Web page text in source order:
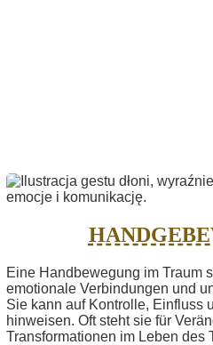
Eine Handbewegung im Traum
emotionale Verbindungen und
Sie kann auf Kontrolle, Einfluss
hinweisen. Oft steht sie für
Transformationen im Leben des